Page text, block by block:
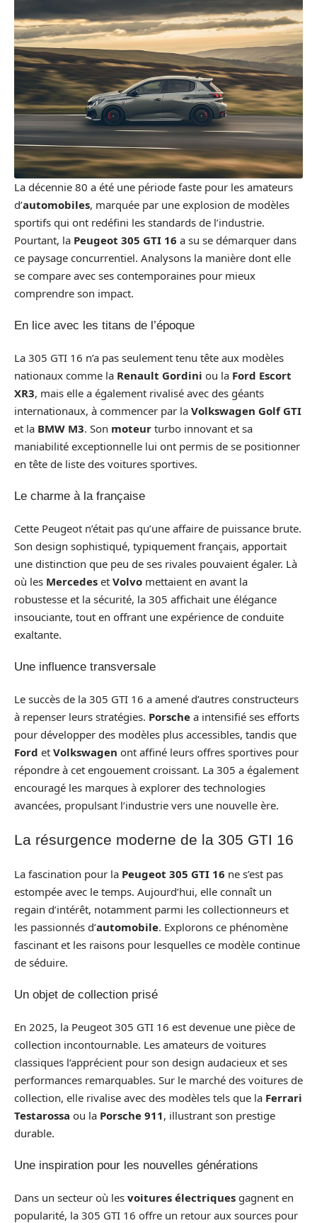
La décennie 80 a été une période faste pour les amateurs
d’automobiles, marquée par une explosion de modèles
sportifs qui ont redéfini les standards de l’industrie.
Pourtant, la Peugeot 305 GTI 16 a su se démarquer dans
ce paysage concurrentiel. Analysons la manière dont elle
se compare avec ses contemporaines pour mieux
comprendre son impact.
En lice avec les titans de l’époque
La 305 GTI 16 n’a pas seulement tenu tête aux modèles
nationaux comme la Renault Gordini ou la Ford Escort
XR3, mais elle a également rivalisé avec des géants
internationaux, à commencer par la Volkswagen Golf GTI
et la BMW M3. Son moteur turbo innovant et sa
maniabilité exceptionnelle lui ont permis de se positionner
en tête de liste des voitures sportives.
Le charme à la française
Cette Peugeot n’était pas qu’une affaire de puissance brute.
Son design sophistiqué, typiquement français, apportait
une distinction que peu de ses rivales pouvaient égaler. Là
où les Mercedes et Volvo mettaient en avant la
robustesse et la sécurité, la 305 affichait une élégance
insouciante, tout en offrant une expérience de conduite
exaltante.
Une influence transversale
Le succès de la 305 GTI 16 a amené d’autres constructeurs
à repenser leurs stratégies. Porsche a intensifié ses efforts
pour développer des modèles plus accessibles, tandis que
Ford et Volkswagen ont affiné leurs offres sportives pour
répondre à cet engouement croissant. La 305 a également
encouragé les marques à explorer des technologies
avancées, propulsant l’industrie vers une nouvelle ère.
La résurgence moderne de la 305 GTI 16
La fascination pour la Peugeot 305 GTI 16 ne s’est pas
estompée avec le temps. Aujourd’hui, elle connaît un
regain d’intérêt, notamment parmi les collectionneurs et
les passionnés d’automobile. Explorons ce phénomène
fascinant et les raisons pour lesquelles ce modèle continue
de séduire.
Un objet de collection prisé
En 2025, la Peugeot 305 GTI 16 est devenue une pièce de
collection incontournable. Les amateurs de voitures
classiques l’apprécient pour son design audacieux et ses
performances remarquables. Sur le marché des voitures de
collection, elle rivalise avec des modèles tels que la Ferrari
Testarossa ou la Porsche 911, illustrant son prestige
durable.
Une inspiration pour les nouvelles générations
Dans un secteur où les voitures électriques gagnent en
popularité, la 305 GTI 16 offre un retour aux sources pour